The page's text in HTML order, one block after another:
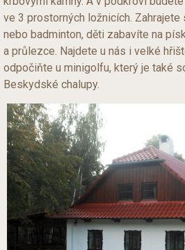
ve 3 prostorných ložnicích. Zahrajete
nebo badminton, děti zabavíte na
a průlezce. Najdete u nás i velké
odpočiňte u minigolfu, který je také
Beskydské chalupy.